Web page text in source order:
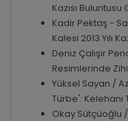
Kazısı
Kadir Pektaş -
Kalesi 2013 Yılı
Deniz Çalışır
Resimlerinde
Yüksel Sayan /
Türbe': Kelehanı
Okay Sütçüoğlu